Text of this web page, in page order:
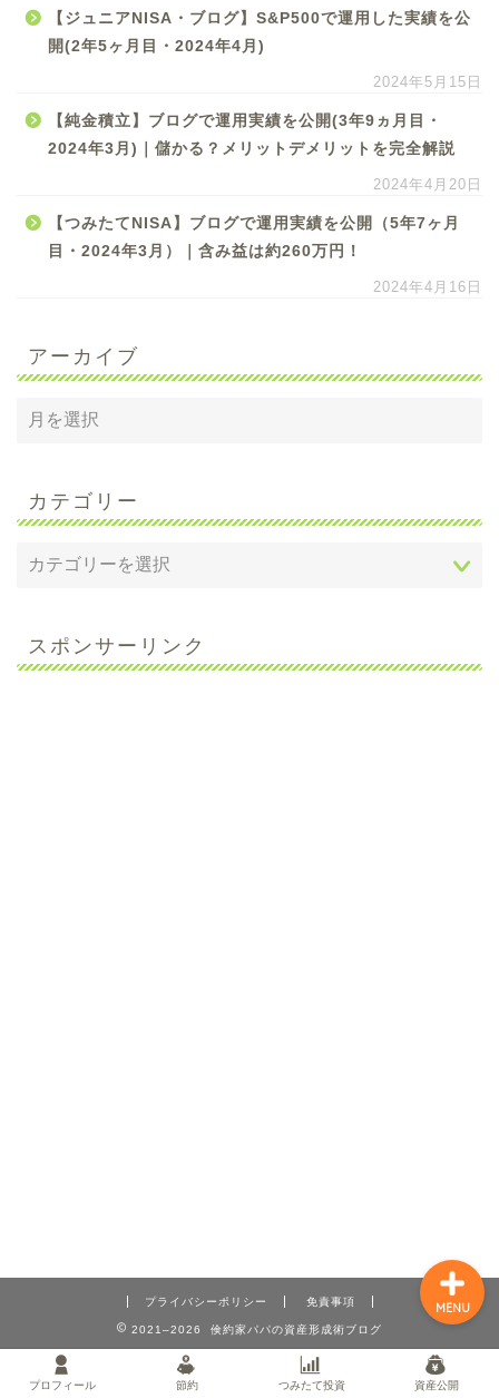
【ジュニアNISA・ブログ】S&P500で運用した実績を公
開(2年5ヶ月目・2024年4月)
2024年5月15日
【純金積立】ブログで運用実績を公開(3年9ヵ月目・
2024年3月)｜儲かる？メリットデメリットを完全解説
2024年4月20日
【つみたてNISA】ブログで運用実績を公開（5年7ヶ月
目・2024年3月）｜含み益は約260万円！
2024年4月16日
アーカイブ
カテゴリー
スポンサーリンク
プライバシーポリシー 免責事項
2021–2026 倹約家パパの資産形成術ブログ
プロフィール 節約 つみたて投資 資産公開
MENU